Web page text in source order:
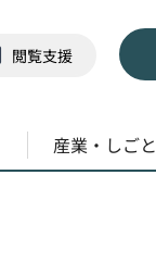
閲覧支援
産業・しごと